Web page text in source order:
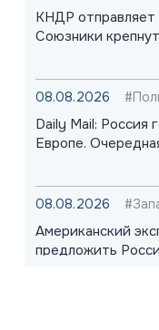
КНДР
Союзники крепнут
08.08.2026
Daily Mail: Россия
Европе.
08.08.2026
Американский
предложить